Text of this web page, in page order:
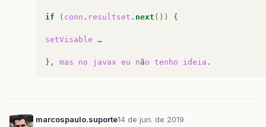
if ( conn . resultset . next ()) {
setVisable …
}, mas no javax eu não tenho ideia
marcospaulo.suporte14 de jun. de 2019